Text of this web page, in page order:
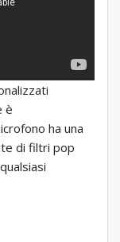
è
ha una
di filtri pop